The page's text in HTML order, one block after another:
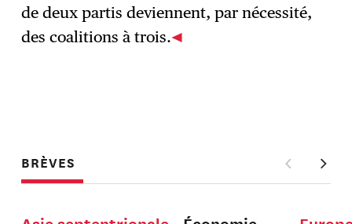
de deux partis deviennent, par nécessité,
des coalitions à trois.
BRÈVES